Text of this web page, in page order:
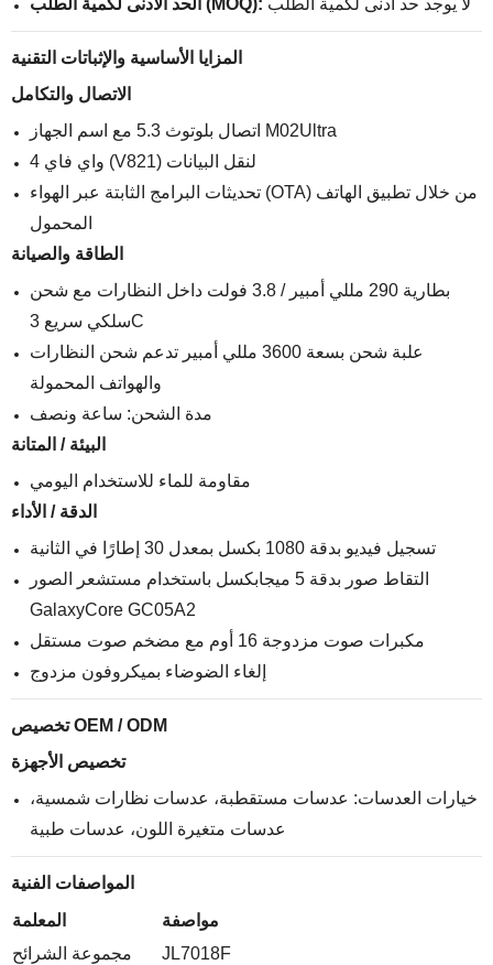
الحد الأدنى لكمية الطلب (MOQ): لا يوجد حد أدنى لكمية الطلب
المزايا الأساسية والإثباتات التقنية
الاتصال والتكامل
اتصال بلوتوث 5.3 مع اسم الجهاز M02Ultra
واي فاي 4 (V821) لنقل البيانات
تحديثات البرامج الثابتة عبر الهواء (OTA) من خلال تطبيق الهاتف
المحمول
الطاقة والصيانة
بطارية 290 مللي أمبير / 3.8 فولت داخل النظارات مع شحن
سلكي سريع 3C
علبة شحن بسعة 3600 مللي أمبير تدعم شحن النظارات
والهواتف المحمولة
مدة الشحن: ساعة ونصف
البيئة / المتانة
مقاومة للماء للاستخدام اليومي
الدقة / الأداء
تسجيل فيديو بدقة 1080 بكسل بمعدل 30 إطارًا في الثانية
التقاط صور بدقة 5 ميجابكسل باستخدام مستشعر الصور
GalaxyCore GC05A2
مكبرات صوت مزدوجة 16 أوم مع مضخم صوت مستقل
إلغاء الضوضاء بميكروفون مزدوج
تخصيص OEM / ODM
تخصيص الأجهزة
خيارات العدسات: عدسات مستقطبة، عدسات نظارات شمسية،
عدسات متغيرة اللون، عدسات طبية
المواصفات الفنية
المعلمة
مواصفة
مجموعة الشرائح
JL7018F